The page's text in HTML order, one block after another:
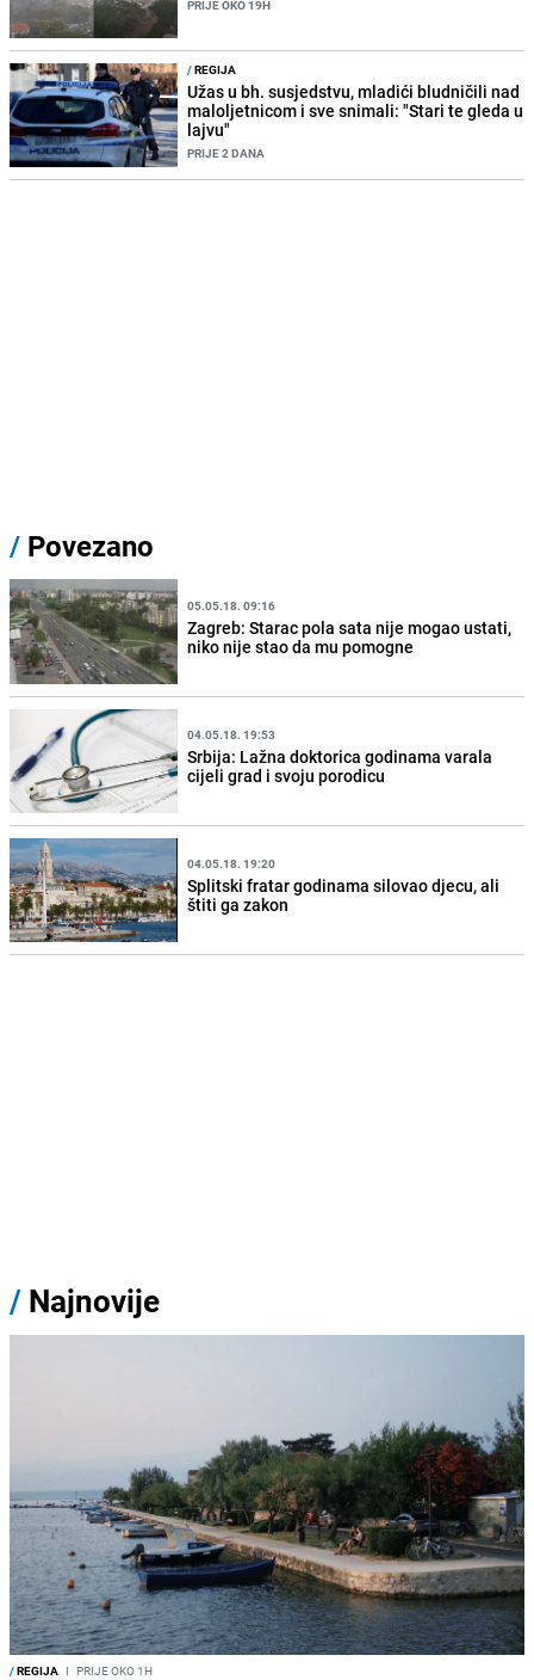
PRIJE OKO 19H
/REGIJA
Užas u bh. susjedstvu, mladići bludničili nad
maloljetnicom i sve snimali: "Stari te gleda u
lajvu"
PRIJE 2 DANA
/ Povezano
05.05.18. 09:16
Zagreb: Starac pola sata nije mogao ustati,
niko nije stao da mu pomogne
04.05.18. 19:53
Srbija: Lažna doktorica godinama varala
cijeli grad i svoju porodicu
04.05.18. 19:20
Splitski fratar godinama silovao djecu, ali
štiti ga zakon
/ Najnovije
/REGIJA I PRIJE OKO 1H